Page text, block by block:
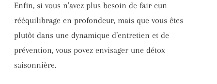
Enfin, si vous n’avez plus besoin de fair eun
rééquilibrage en profondeur, mais que vous êtes
plutôt dans une dynamique d’entretien et de
prévention, vous povez envisager une détox
saisonnière.